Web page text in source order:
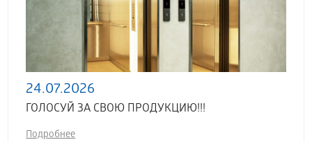
24.07.2026
ГОЛОСУЙ ЗА СВОЮ ПРОДУКЦИЮ!!!
Подробнее